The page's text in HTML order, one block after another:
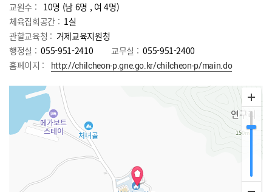
교원수 : 10명 (남 6명 , 여4명)
체육집회공간 : 1실
관할교육청 : 거제교육지원청
행정실 : 055-951-2410 교무실 : 055-951-2400
홈페이지 :
http://chilcheon-p.gne.go.kr/chilcheon-p/main.do